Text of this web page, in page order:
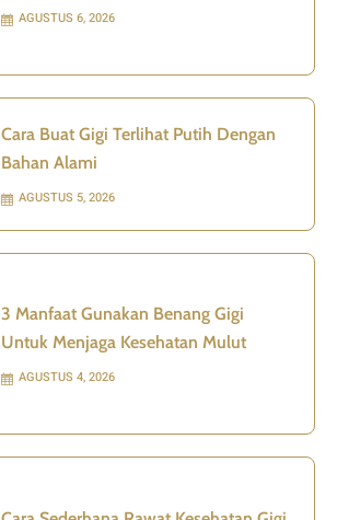
AGUSTUS 6, 2026
Cara Buat Gigi Terlihat Putih Dengan
Bahan Alami
AGUSTUS 5, 2026
3 Manfaat Gunakan Benang Gigi
Untuk Menjaga Kesehatan Mulut
AGUSTUS 4, 2026